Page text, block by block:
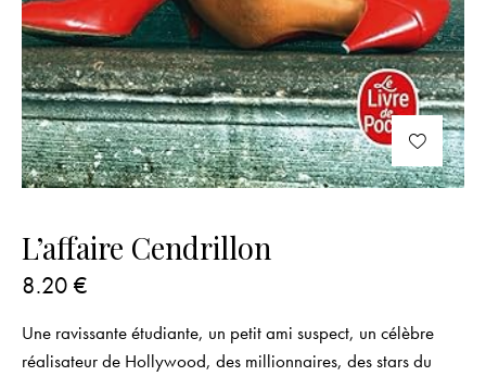
L’affaire Cendrillon
8.20 €
Une ravissante étudiante, un petit ami suspect, un célèbre
réalisateur de Hollywood, des millionnaires, des stars du